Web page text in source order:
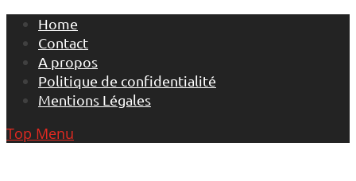
Skip
content
Home
Contact
A propos
Politique de confidentialité
Mentions Légales
Top Menu